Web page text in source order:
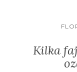
Kilka